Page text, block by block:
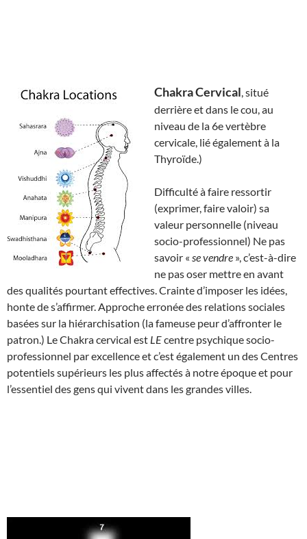
Chakra Cervical, situé
derrière et dans le cou, au
niveau de la 6e vertèbre
cervicale, lié également à la
Thyroïde.)
Difficulté à faire ressortir
(exprimer, faire valoir) sa
valeur personnelle (niveau
socio-professionnel) Ne pas
savoir « se vendre », c’est-à-dire
ne pas oser mettre en avant
des qualités pourtant effectives. Crainte d’imposer les idées,
honte de s’affirmer. Approche erronée des relations sociales
basées sur la hiérarchisation (la fameuse peur d’affronter le
patron.) Le Chakra cervical est LEcentre psychique socio-
professionnel par excellence et c’est également un des Centres
potentiels supérieurs les plus affectés à notre époque et pour
l’essentiel des gens qui vivent dans les grandes villes.